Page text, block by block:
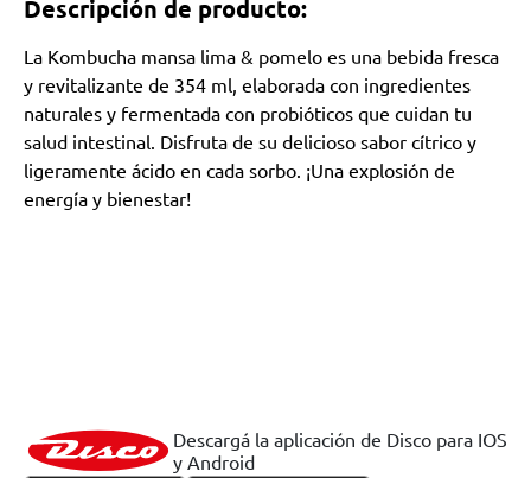
Descripción de producto:
La Kombucha mansa lima & pomelo es una bebida fresca
y revitalizante de 354 ml, elaborada con ingredientes
naturales y fermentada con probióticos que cuidan tu
salud intestinal. Disfruta de su delicioso sabor cítrico y
ligeramente ácido en cada sorbo. ¡Una explosión de
energía y bienestar!
Descargá la aplicación de Disco para IOS
y Android